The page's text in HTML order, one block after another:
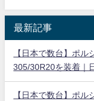
最新記事
【日本で数台】ポル
305/30R20を装着｜
【日本で数台】ポル